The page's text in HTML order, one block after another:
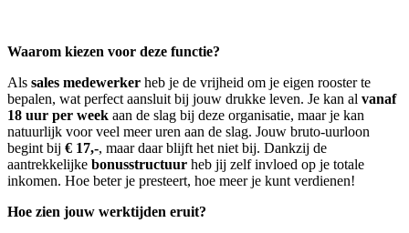
Waarom kiezen voor deze functie?
Als sales medewerker heb je de vrijheid om je eigen rooster te
bepalen, wat perfect aansluit bij jouw drukke leven. Je kan al vanaf
18 uur per week aan de slag bij deze organisatie, maar je kan
natuurlijk voor veel meer uren aan de slag. Jouw bruto-uurloon
begint bij € 17,-, maar daar blijft het niet bij. Dankzij de
aantrekkelijke bonusstructuur heb jij zelf invloed op je totale
inkomen. Hoe beter je presteert, hoe meer je kunt verdienen!
Hoe zien jouw werktijden eruit?